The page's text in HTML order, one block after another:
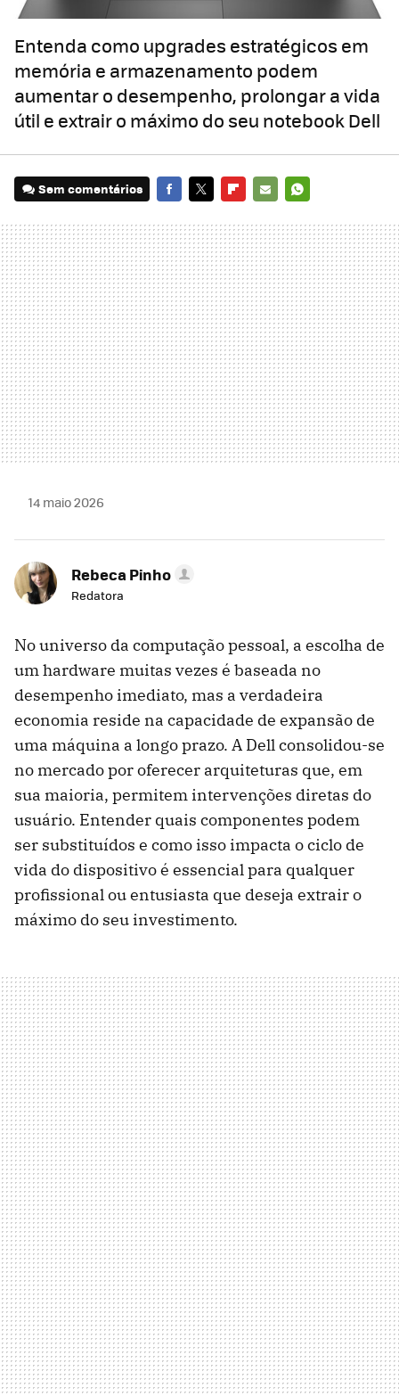
Entenda como upgrades estratégicos em
memória e armazenamento podem
aumentar o desempenho, prolongar a vida
útil e extrair o máximo do seu notebook Dell
Sem comentários
MAIL
14 maio 2026
Rebeca Pinho
Redatora
No universo da computação pessoal, a escolha de
um hardware muitas vezes é baseada no
desempenho imediato, mas a verdadeira
economia reside na capacidade de expansão de
uma máquina a longo prazo. A Dell consolidou-se
no mercado por oferecer arquiteturas que, em
sua maioria, permitem intervenções diretas do
usuário. Entender quais componentes podem
ser substituídos e como isso impacta o ciclo de
vida do dispositivo é essencial para qualquer
profissional ou entusiasta que deseja extrair o
máximo do seu investimento.